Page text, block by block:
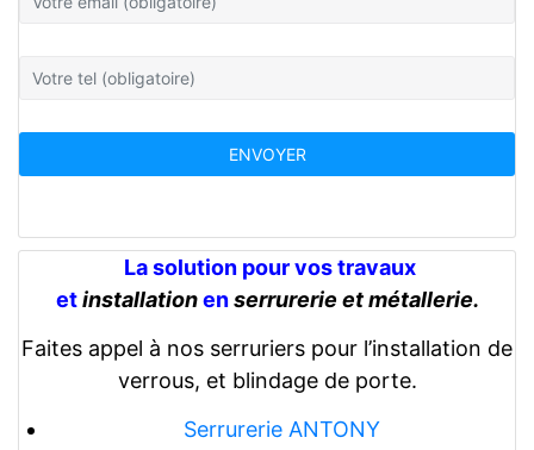
La solution pour vos travaux
etinstallationenserrurerie et métallerie.
Faites appel à nos serruriers pour l’installation de
verrous, et blindage de porte.
Serrurerie ANTONY